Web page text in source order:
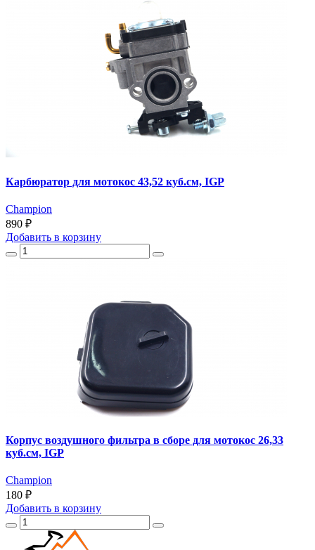
Карбюратор для мотокос 43,52 куб.см, IGP
Champion
890 ₽
Добавить в корзину
Корпус воздушного фильтра в сборе для мотокос 26,33
куб.см, IGP
Champion
180 ₽
Добавить в корзину